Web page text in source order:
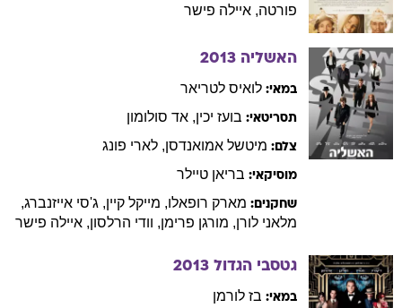
פורטה, איילה פישר
האשליה 2013
במאי: לואיס לטריאר
תסריטאי: בועז יכין, אד סולומון
צלם: מיטשל אמואנדסן, לארי פונג
מוסיקאי: בריאן טיילר
שחקנים: מארק רופאלו, מייקל קיין, ג'סי אייזנברג,
מלאני לורן, מורגן פרימן, וודי הרלסון, איילה פישר
גטסבי הגדול 2013
במאי: בז לורמן